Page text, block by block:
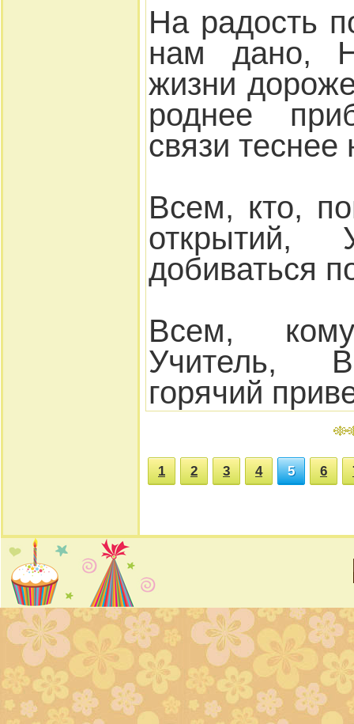
На радость
нам дано,
жизни
роднее
связи теснее
Всем, кто,
добиваться
Всем,
Учитель,
горячий
1 2 3 4 5 6